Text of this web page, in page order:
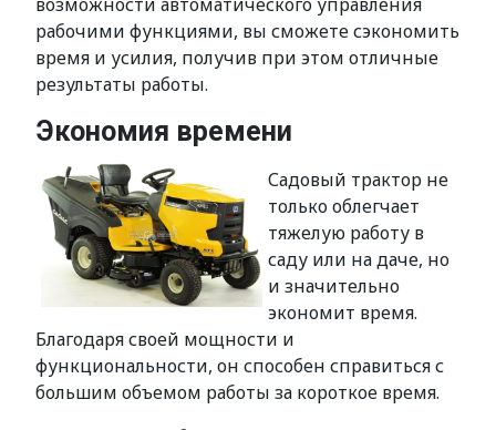
рабочими функциями, вы сможете сэкономить
время и усилия, получив при этом отличные
результаты работы.
Экономия времени
Садовый трактор не
только облегчает
тяжелую работу в
саду или на даче, но
и значительно
экономит время.
Благодаря своей мощности и
функциональности, он способен справиться с
большим объемом работы за короткое время.